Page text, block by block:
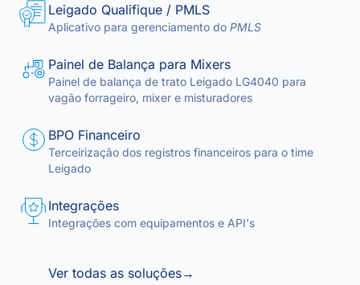
Leigado Qualifique / PMLS
Aplicativo para gerenciamento do PMLS
Painel de Balança para Mixers
Painel de balança de trato Leigado LG4040 para
vagão forrageiro, mixer e misturadores
BPO Financeiro
Terceirização dos registros financeiros para o time
Leigado
Integrações
Integrações com equipamentos e API's
Ver todas as soluções→